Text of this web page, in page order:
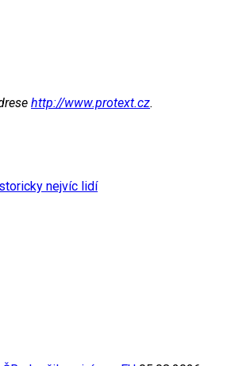
http://www.protext.cz.
nejvíc lidí